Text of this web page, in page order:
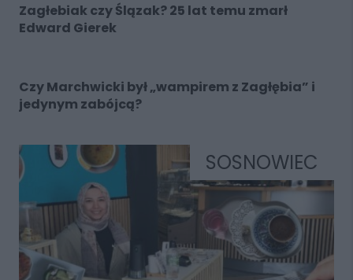
Zagłebiak czy Ślązak? 25 lat temu zmarł
Edward Gierek
Czy Marchwicki był „wampirem z Zagłębia” i
jedynym zabójcą?
SOSNOWIEC